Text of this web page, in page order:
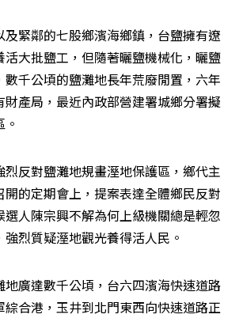
及緊鄰的七股鄉濱海鄉鎮，台鹽擁有遼
活大批鹽工，但隨著曬鹽機械化，曬鹽
千公頃的鹽灘地長年荒廢閒置，六年
產局，最近內政部營建署城鄉分署擬
烈反對鹽灘地規畫溼地保護區，鄉代主
的定期會上，提案表達全體鄉民反對
選人陳宗興不解為何上級機關總是輕忽
烈質疑溼地觀光養得活人民。
地廣達數千公頃，台六四濱海快速道路
綜合港，玉井到北門東西向快速道路正